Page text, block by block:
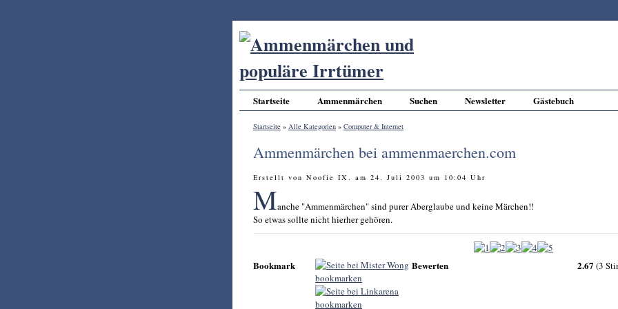
Startseite Ammenmärchen Suchen Newsletter Gästebuch
Startseite » Alle Kategorien » Computer & Internet
Ammenmärchen bei ammenmaerchen.com
Erstellt von Noofie IX. am 24. Juli 2003 um 10:04 Uhr
Manche "Ammenmärchen" sind purer Aberglaube und keine Märchen!!
So etwas sollte nicht hierher gehören.
Bookmark Bewerten 2.67 (3